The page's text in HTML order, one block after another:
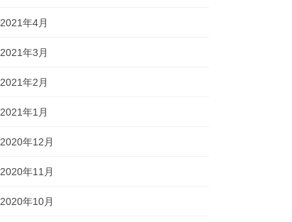
2021年4月
2021年3月
2021年2月
2021年1月
2020年12月
2020年11月
2020年10月